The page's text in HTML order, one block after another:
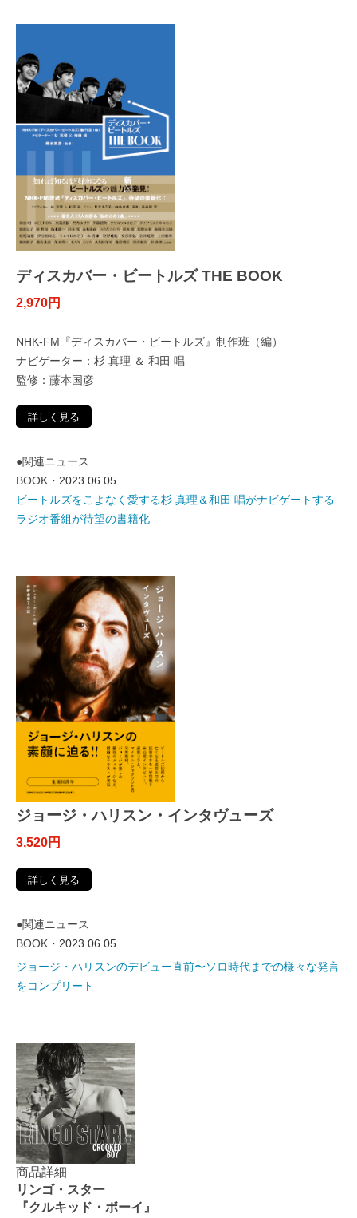
ディスカバー・ビートルズ THE BOOK
2,970円
NHK-FM『ディスカバー・ビートルズ』制作班（編）
ナビゲーター：杉 真理 ＆ 和田 唱
監修：藤本国彦
詳しく見る
●関連ニュース
BOOK ・2023.06.05
ビートルズをこよなく愛する杉 真理＆和田 唱がナビゲートする
ラジオ番組が待望の書籍化
ジョージ・ハリスン・インタヴューズ
3,520円
詳しく見る
●関連ニュース
BOOK ・2023.06.05
ジョージ・ハリスンのデビュー直前〜ソロ時代までの様々な発言
をコンプリート
商品詳細
リンゴ・スター
『クルキッド・ボーイ』